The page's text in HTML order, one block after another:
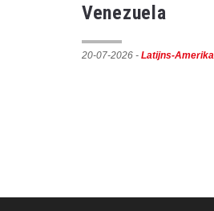
Venezuela
20-07-2026 - Latijns-Amerika